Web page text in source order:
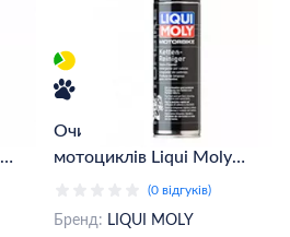
Очищувач ланцюгів
мотоциклів Liqui Moly
Motorbike Ketten-Reiniger
0,5 л (1602)
(0 відгуків)
Бренд: LIQUI MOLY